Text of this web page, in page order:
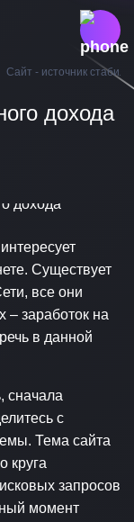
Сайт - источник
дохода
Существует
все они
заработок на
в данной
сначала
с
Тема сайта
круга
запросов
момент